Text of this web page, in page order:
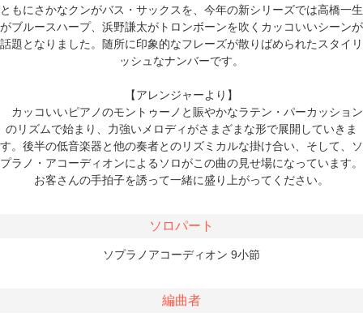
ともにさかなクンがバス・サックスを、今年の新シリーズでは高橋一生
がブルースハープ、浜野謙太がトロンボーンを吹くカッコいいシーンが
話題となりました。随所に印象的なフレーズが散りばめられたスタイリ
ッシュなナンバーです。
【アレンジャーより】
カッコいいピアノのモントゥーノと賑やかなラテン・パーカッション
のリズムで始まり、力強いメロディがさまざまな形で展開していきま
す。後半の低音楽器と他の奏者とのリズミカルな掛け合い、そして、ソ
プラノ・アコーディオンによるソロがこの曲の見せ場になっています。
お客さんの手拍子を誘って一緒に盛り上がってください。
ソロパート
ソプラノアコーディオン 9小節
編曲者